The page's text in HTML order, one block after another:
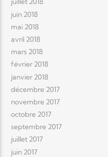
juin 2018
mai 2018
avril 2018
mars 2018
février 2018
janvier 2018
décembre 2017
novembre 2017
octobre 2017
septembre 2017
juillet 2017
juin 2017